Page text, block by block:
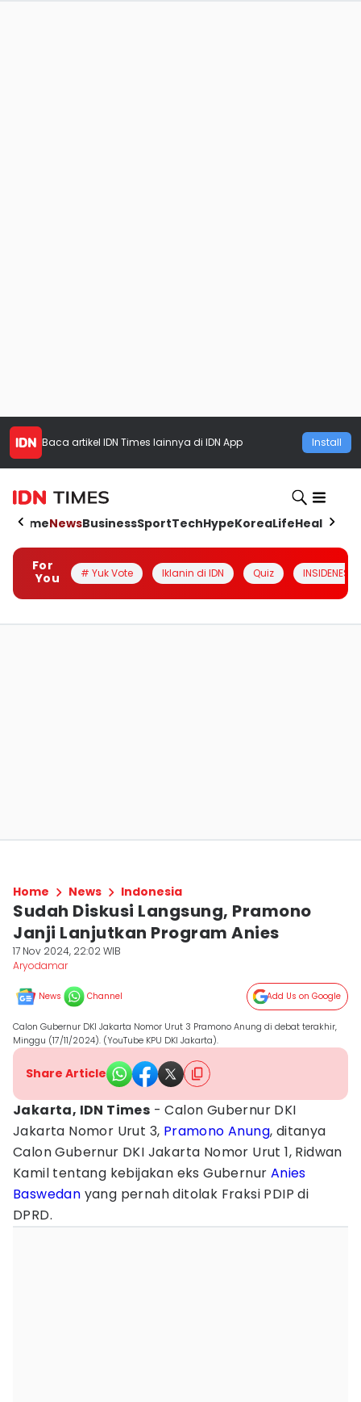
Baca artikel IDN Times lainnya di IDN App Install
HomeNewsBusinessSportTechHypeKoreaLifeHealth
For
You
# Yuk Vote Iklanin di IDN Quiz INSIDENESIA
Home News Indonesia
Sudah Diskusi Langsung, Pramono
Janji Lanjutkan Program Anies
17 Nov 2024, 22:02 WIB
Aryodamar
News Channel Add Us on Google
Calon Gubernur DKI Jakarta Nomor Urut 3 Pramono Anung di debat terakhir,
Minggu (17/11/2024). (YouTube KPU DKI Jakarta).
Share Article
Jakarta, IDN Times - Calon Gubernur DKI
Jakarta Nomor Urut 3, Pramono Anung, ditanya
Calon Gubernur DKI Jakarta Nomor Urut 1, Ridwan
Kamil tentang kebijakan eks Gubernur Anies
Baswedan yang pernah ditolak Fraksi PDIP di
DPRD.